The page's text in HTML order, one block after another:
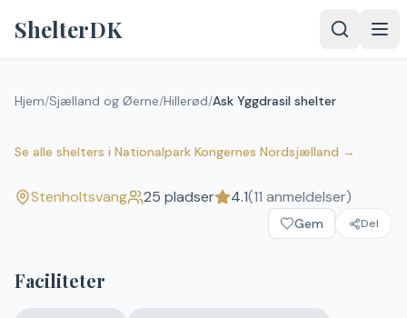
ShelterDK
Hjem/Sjælland og Øerne/Hillerød/Ask Yggdrasil shelter
Se alle shelters i Nationalpark Kongernes Nordsjælland →
Upload et
Vælg
Ask Yggdrasil shelter
4.1 11anmeldelser) Stenholtsvang
Stenholtsvang 25 pladser 4.1(11 anmeldelser)
Gem Del
Faciliteter